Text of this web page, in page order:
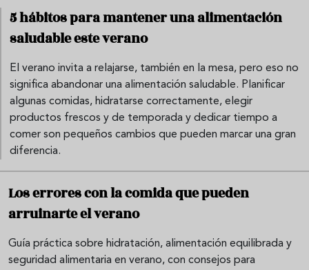
5 hábitos para mantener una alimentación
saludable este verano
El verano invita a relajarse, también en la mesa, pero eso no
significa abandonar una alimentación saludable. Planificar
algunas comidas, hidratarse correctamente, elegir
productos frescos y de temporada y dedicar tiempo a
comer son pequeños cambios que pueden marcar una gran
diferencia.
Los errores con la comida que pueden
arruinarte el verano
Guía práctica sobre hidratación, alimentación equilibrada y
seguridad alimentaria en verano, con consejos para